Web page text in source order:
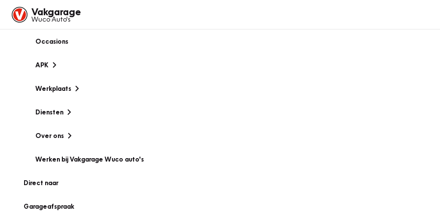
Vakgarage
Wuco Auto's
Occasions
APK
Werkplaats
Diensten
Over ons
Werken bij Vakgarage Wuco auto's
Direct naar
Garageafspraak